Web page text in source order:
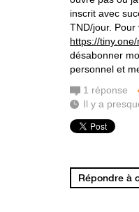
inscrit avec
TND/jour. Pour
https://
désabonner
personnel et
1 réponse
Il y a
Répondre à